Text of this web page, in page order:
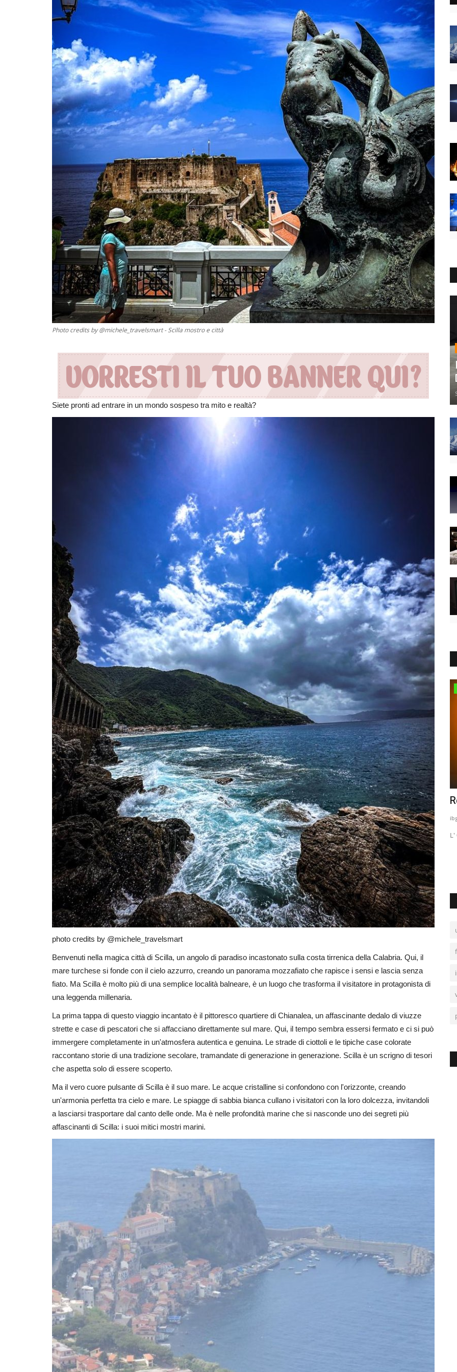
Photo credits by @michele_travelsmart - Scilla mostro e città
Siete pronti ad entrare in un mondo sospeso tra mito e realtà?
photo credits by @michele_travelsmart
Benvenuti nella magica città di Scilla, un angolo di paradiso incastonato sulla costa tirrenica della Calabria. Qui, il
mare turchese si fonde con il cielo azzurro, creando un panorama mozzafiato che rapisce i sensi e lascia senza
fiato. Ma Scilla è molto più di una semplice località balneare, è un luogo che trasforma il visitatore in protagonista di
una leggenda millenaria.
La prima tappa di questo viaggio incantato è il pittoresco quartiere di Chianalea, un affascinante dedalo di viuzze
strette e case di pescatori che si affacciano direttamente sul mare. Qui, il tempo sembra essersi fermato e ci si può
immergere completamente in un'atmosfera autentica e genuina. Le strade di ciottoli e le tipiche case colorate
raccontano storie di una tradizione secolare, tramandate di generazione in generazione. Scilla è un scrigno di tesori
che aspetta solo di essere scoperto.
Ma il vero cuore pulsante di Scilla è il suo mare. Le acque cristalline si confondono con l'orizzonte, creando
un'armonia perfetta tra cielo e mare. Le spiagge di sabbia bianca cullano i visitatori con la loro dolcezza, invitandoli
a lasciarsi trasportare dal canto delle onde. Ma è nelle profondità marine che si nasconde uno dei segreti più
affascinanti di Scilla: i suoi mitici mostri marini.
sostenere una iniziativa
Partner
Sprea Editori
ibg_hott Giugno 5, 2019 0 1863
Volgo e Sprea Editori una partnership duratura
Recensioni Tecnologia
Recensione Philips 55OLED804/12
ibg_hott Gennaio 12, 2021 0 914
L' OLED che non ti aspetti